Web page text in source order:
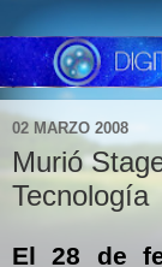
02 MARZO 2008
Murió
Tecnología
El 28 de